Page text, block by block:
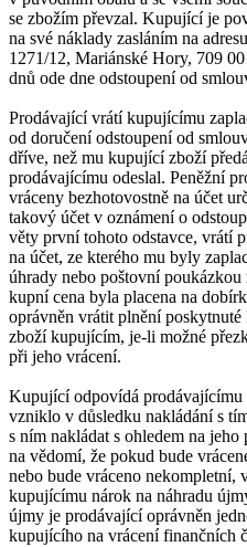
se zbožím převzal. Kupující je
na své náklady zasláním na
1271/12, Mariánské Hory, 709
dnů ode dne odstoupení od
Prodávající vrátí kupujícímu
od doručení odstoupení od
dříve, než mu kupující zboží
prodávajícímu odeslal. Peněžní
vráceny bezhotovostně na účet
takový účet v oznámení o
věty první tohoto odstavce, vrátí
na účet, ze kterého mu byly
úhrady nebo poštovní
kupní cena byla placena na
oprávněn vrátit plnění
zboží kupujícím, je-li možné
při jeho vrácení.
Kupující odpovídá prodávajícímu
vzniklo v důsledku nakládání s
s ním nakládat s ohledem na
na vědomí, že pokud bude
nebo bude vráceno nekompletní,
kupujícímu nárok na náhradu
újmy je prodávající oprávněn
kupujícího na vrácení finančních